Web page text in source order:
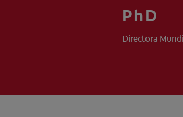
PhD
Directora